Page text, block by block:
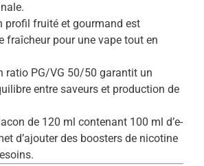
profil fruité et gourmand est
fraîcheur pour une vape tout en
ratio PG/VG 50/50 garantit un
entre saveurs et production de
de 120 ml contenant 100 ml d’e-
d’ajouter des boosters de nicotine